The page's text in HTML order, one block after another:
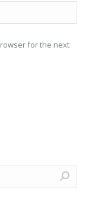
for the next